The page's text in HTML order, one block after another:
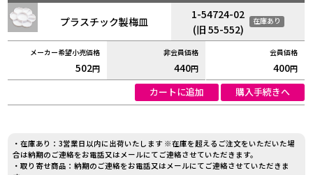
プラスチック製梅皿
1-54724-02
(旧 55-552)
在庫あり
502円 440円 400円
カートに追加 購入手続きへ
・在庫あり：3営業日以内に出荷いたします ※在庫を超えるご注文をいただいた場
合は納期のご連絡をお電話又はメールにてご連絡させていただきます。
・取り寄せ商品：納期のご連絡をお電話又はメールにてご連絡させていただきま